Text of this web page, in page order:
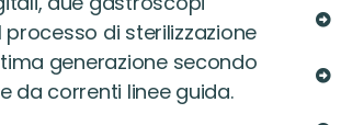
di sterilizzazione
generazione secondo
da correnti linee guida.